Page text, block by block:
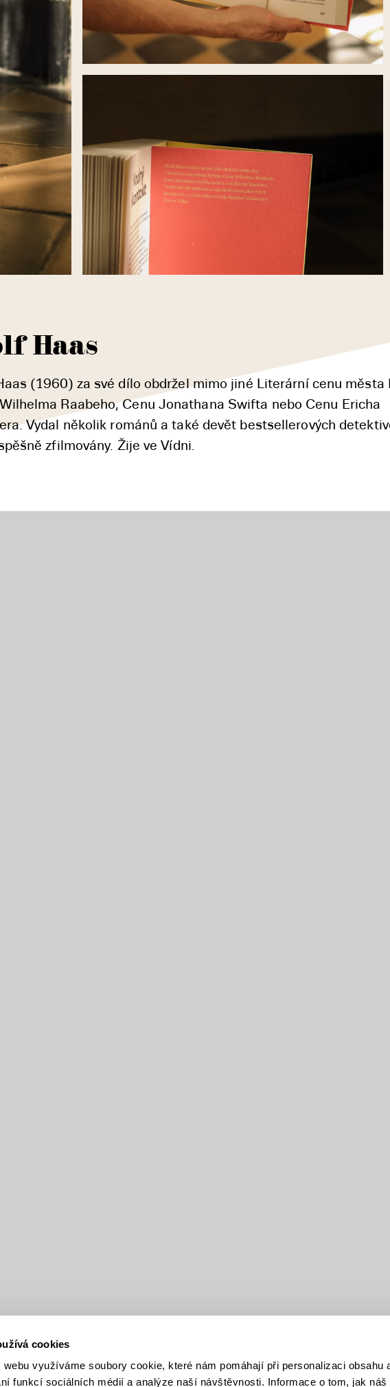
cookies
webu využíváme soubory cookie, které nám pomáhají při personalizaci obsahu
funkcí sociálních médií a analýze naší návštěvnosti. Informace o tom, jak náš
Haas
(1960) za své dílo obdržel mimo jiné Literární cenu města
Raabeho, Cenu Jonathana Swifta nebo Cenu Ericha
Vydal několik románů a také devět bestsellerových
zfilmovány. Žije ve Vídni.